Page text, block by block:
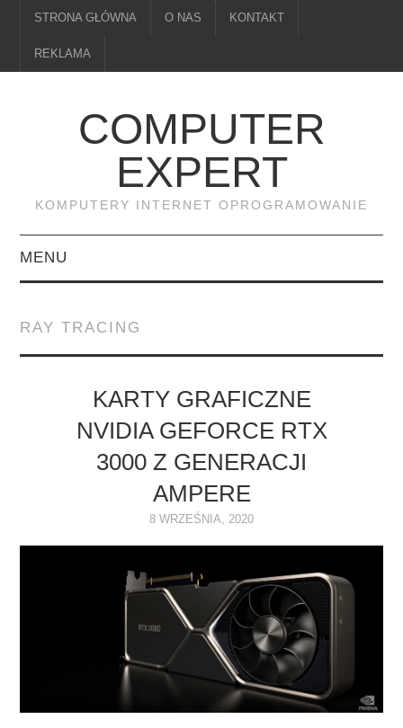
STRONA GŁÓWNA O NAS KONTAKT
REKLAMA
COMPUTER
EXPERT
KOMPUTERY INTERNET OPROGRAMOWANIE
MENU
MONITORY
NAPĘDY
OPROGRAMOWANIE
RAY TRACING
KARTY GRAFICZNE
NVIDIA GEFORCE RTX
3000 Z GENERACJI
AMPERE
8 WRZEŚNIA, 2020